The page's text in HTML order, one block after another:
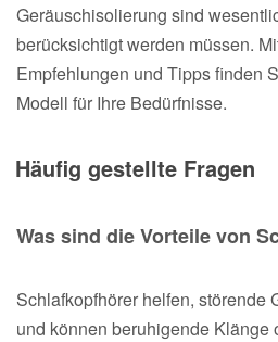
Geräuschisolierung sind
berücksichtigt werden müssen.
Empfehlungen und Tipps finden
Modell für Ihre Bedürfnisse.
Häufig gestellte Fragen
Was sind die Vorteile von
Schlafkopfhörer helfen, störende
und können beruhigende Klänge